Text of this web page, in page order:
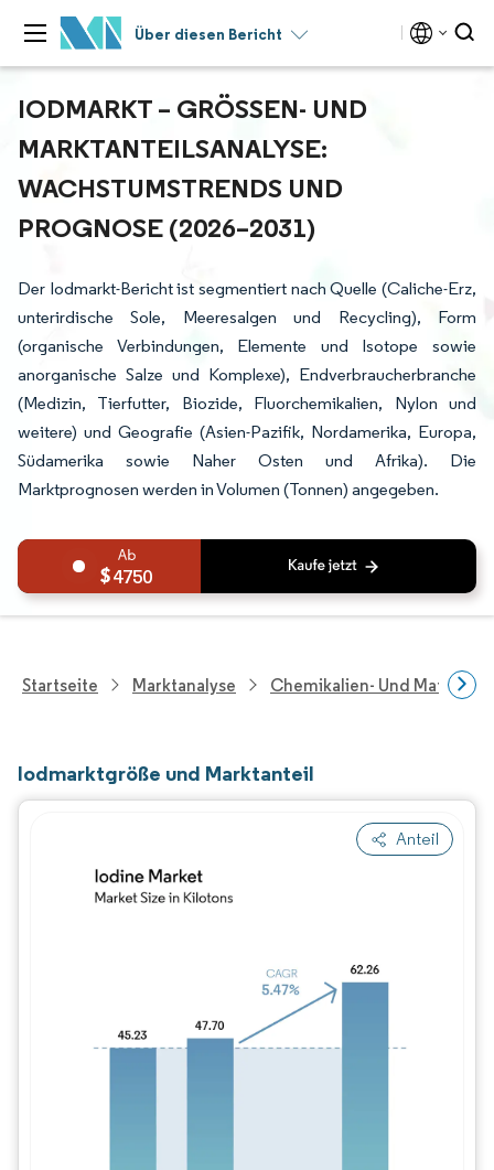
Über diesen Bericht
IODMARKT – GRÖSSEN- UND M
ARKTANTEILSANALYSE: W
ACHSTUMSTRENDS UND P
ROGNOSE (2026–2031)
Der Iodmarkt-Bericht ist segmentiert nach Quelle (Caliche-Erz,
unterirdische Sole, Meeresalgen und Recycling), Form
(organische Verbindungen, Elemente und Isotope sowie
anorganische Salze und Komplexe), Endverbraucherbranche
(Medizin, Tierfutter, Biozide, Fluorchemikalien, Nylon und
weitere) und Geografie (Asien-Pazifik, Nordamerika, Europa,
Südamerika sowie Naher Osten und Afrika). Die
Marktprognosen werden in Volumen (Tonnen) angegeben.
4750
Startseite Marktanalyse Chemikalien- Und
Iodmarktgröße und Marktanteil
Anteil